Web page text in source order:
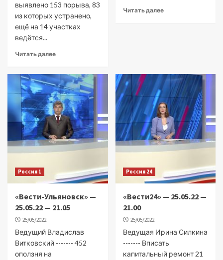
выявлено 153 порыва, 83
из которых устранено,
ещё на 14 участках
ведётся...
Читать далее
Читать далее
Россия 1
«Вести-Ульяновск» —
25.05.22 — 21.05
25/05/2022
Ведущий Владислав
Витковский ------- 452
оползня на
Россия 24
«Вести24» — 25.05.22 —
21.00
25/05/2022
Ведущая Ирина Силкина
------- Вписать
капитальный ремонт 21